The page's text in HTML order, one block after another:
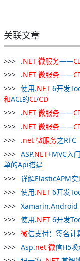
关联文章
.NET 微服务——CI
.NET 微服务——CI
使用.NET 6开发
和ACI的CI/CD
.NET 微服务——CI
.NET 微服务——CI
.net 微服务之RFC
ASP.NET+MVC入
单的Api搭建
详解ElasticAPM实
使用.NET 6开发
Xamarin.Android
使用.NET 6开发
微信支付：签名计
Asp.net 微信H5